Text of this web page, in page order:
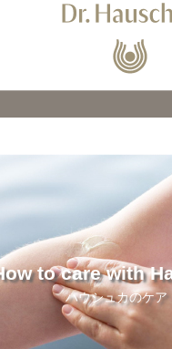
to care with
ハウシュカのケア